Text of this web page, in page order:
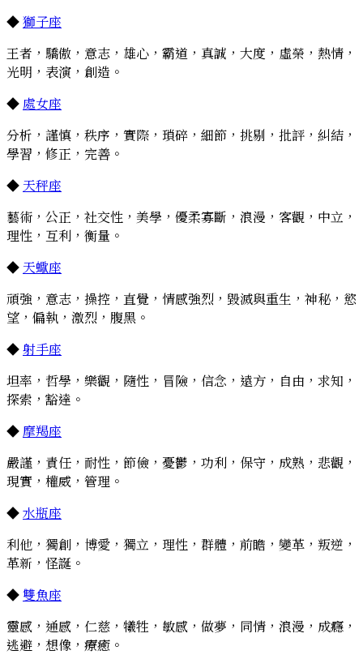
◆獅子座
王者，驕傲，意志，雄心，霸道，真誠，大度，虛榮，熱情，
光明，表演，創造。
◆ 處女座
分析，謹慎，秩序，實際，瑣碎，細節，挑剔，批評，糾結，
學習，修正，完善。
◆ 天秤座
藝術，公正，社交性，美學，優柔寡斷，浪漫，客觀，中立，
理性，互利，衡量。
◆ 天蠍座
頑強，意志，操控，直覺，情感強烈，毀滅與重生，神秘，慾
望，偏執，激烈，腹黑。
◆射手座
坦率，哲學，樂觀，隨性，冒險，信念，遠方，自由，求知，
探索，豁達。
◆ 摩羯座
嚴謹，責任，耐性，節儉，憂鬱，功利，保守，成熟，悲觀，
現實，權威，管理。
◆水瓶座
利他，獨創，博愛，獨立，理性，群體，前瞻，變革，叛逆，
革新，怪誕。
◆雙魚座
靈感，通感，仁慈，犧牲，敏感，做夢，同情，浪漫，成癮，
逃避，想像，療癒。